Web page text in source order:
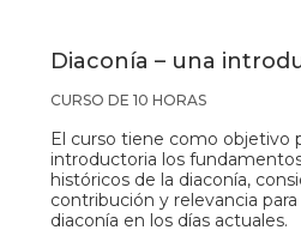
Diaconía – una
CURSO DE 10 HORAS
El curso tiene como objetivo
introductoria los
históricos de la diaconía,
contribución y relevancia
diaconía en los días actuales.